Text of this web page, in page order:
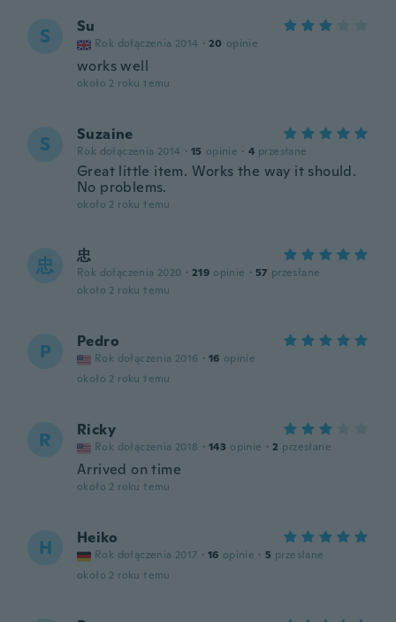
S Su
Rok dołączenia 2014 · 20 opinie
works well
około 2 roku temu
S Suzaine
Rok dołączenia 2014 · 15 opinie · 4 przesłane
Great little item. Works the way it should.
No problems.
około 2 roku temu
忠 忠
Rok dołączenia 2020 · 219 opinie · 57 przesłane
około 2 roku temu
P Pedro
Rok dołączenia 2016 · 16 opinie
około 2 roku temu
R Ricky
Rok dołączenia 2018 · 143 opinie · 2 przesłane
Arrived on time
około 2 roku temu
H Heiko
Rok dołączenia 2017 · 16 opinie · 5 przesłane
około 2 roku temu